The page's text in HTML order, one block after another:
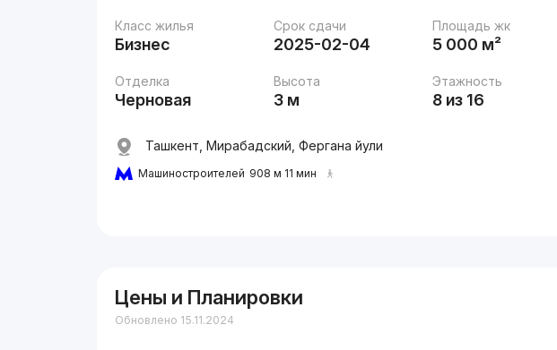
Класс жилья
Бизнес
Срок сдачи
2025-02-04
Площадь жк
5 000 м²
Отделка
Черновая
Высота
3 м
Этажность
8 из 16
Ташкент, Мирабадский, Фергана йули
Машиностроителей 908 м 11 мин
Цены и Планировки
Обновлено 15.11.2024